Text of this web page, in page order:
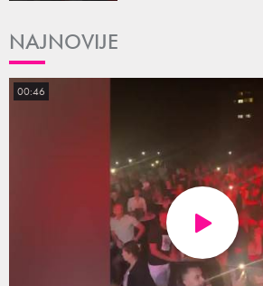
NAJNOVIJE
00:46